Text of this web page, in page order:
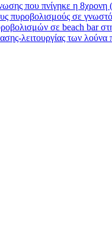
που πνίγηκε η 8χρονη
πυροβολισμούς σε
σε beach bar
λειτουργίας των λούνα